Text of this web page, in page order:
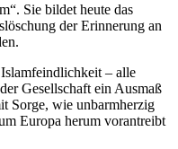
Sie bildet heute das
der Erinnerung an
– alle
Gesellschaft ein Ausmaß
Sorge, wie unbarmherzig
Europa herum vorantreibt